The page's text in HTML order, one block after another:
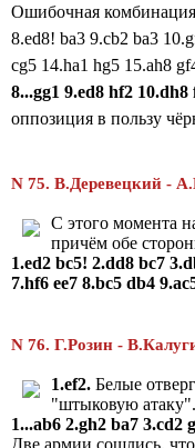
Ошибочная
8.ed8! ba3 9.cb2 ba3
cg5 14.ha1 hg5 15.ah8
8...gg1 9.ed8 hf2 10.dh8
оппозиция в пользу
N 75. В.Деревецкий -
С этого момента
причём обе
1.ed2 bc5! 2.dd8 bc7
7.hf6 ee7 8.bc5 db4
N 76. Г.Розин -
1.ef2. Белые
"штыковую атаку".
1...ab6 2.gh2 ba7 3.cd2
Две армии сошлись,